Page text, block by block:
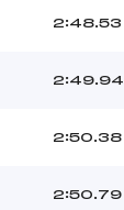
2:48.53
2:49.94
2:50.38
2:50.79